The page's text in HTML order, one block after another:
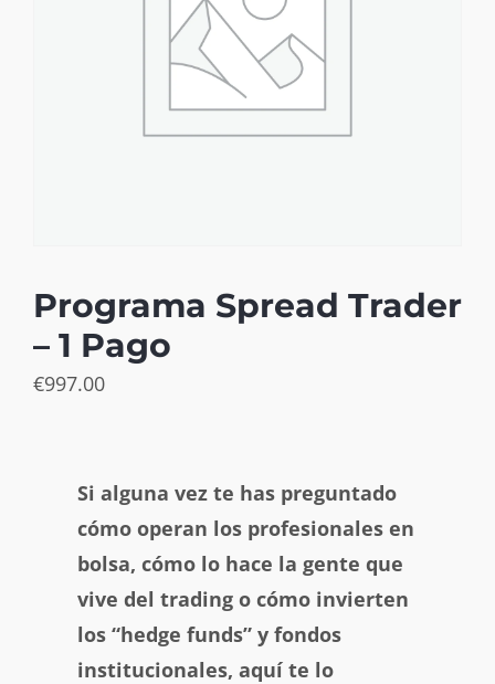
Programa Spread Trader
– 1 Pago
€997.00
Si alguna vez te has preguntado
cómo operan los profesionales en
bolsa, cómo lo hace la gente que
vive del trading o cómo invierten
los “hedge funds” y fondos
institucionales, aquí te lo